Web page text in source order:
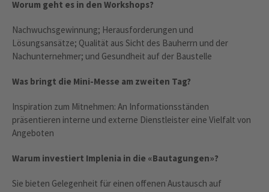
Worum geht es in den Workshops?
Nachwuchsgewinnung; Herausforderungen und
Lösungsansätze; Qualität aus Sicht des Bauherrn und der
Nachunternehmer; und Gesundheit auf der Baustelle
Was bringt die Mini-Messe am zweiten Tag?
Inspiration zum Mitnehmen: An Informationsständen
präsentieren interne und externe Dienstleister eine Vielfalt von
Angeboten
Warum investiert Implenia in die «Bautagungen»?
Sie bieten Gelegenheit für einen offenen Austausch auf